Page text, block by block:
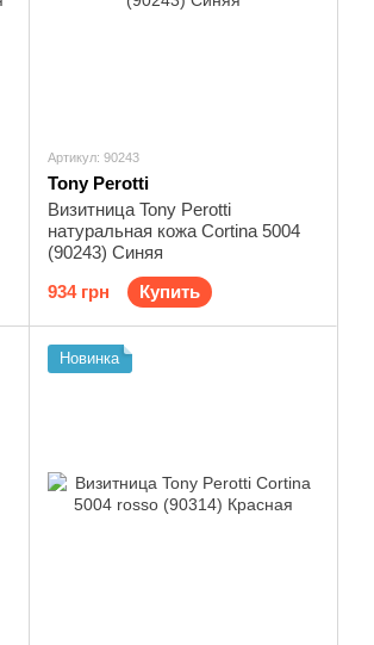
Артикул: 90243
Tony Perotti
Визитница Tony Perotti
натуральная кожа Cortina 5004
(90243) Синяя
934 грн
Купить
Новинка